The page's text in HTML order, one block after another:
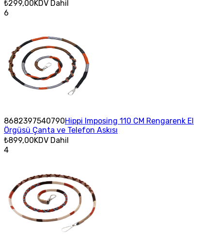
₺299,00KDV Dahil
6
8682397540790Hippi Imposing 110 CM Rengarenk El
Örgüsü Çanta ve Telefon Askısı
₺899,00KDV Dahil
4